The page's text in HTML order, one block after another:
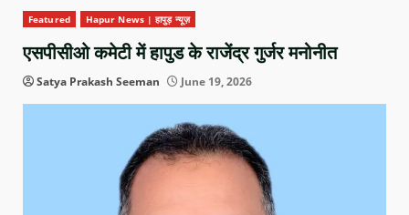
Featured Hapur News | हापुड़ न्यूज़
एसपीसीओ कमेटी में हापुड के राजेंद्र गुर्जर मनोनीत
Satya Prakash Seeman June 19, 2026